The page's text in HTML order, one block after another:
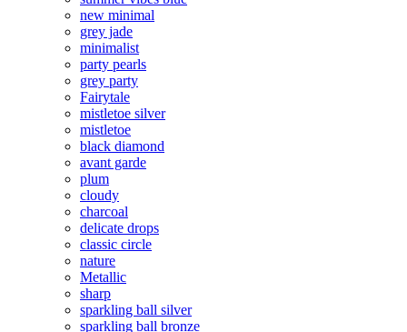
new minimal
grey jade
minimalist
party pearls
grey party
Fairytale
mistletoe silver
mistletoe
black diamond
avant garde
plum
cloudy
charcoal
delicate drops
classic circle
nature
Metallic
sharp
sparkling ball silver
sparkling ball bronze